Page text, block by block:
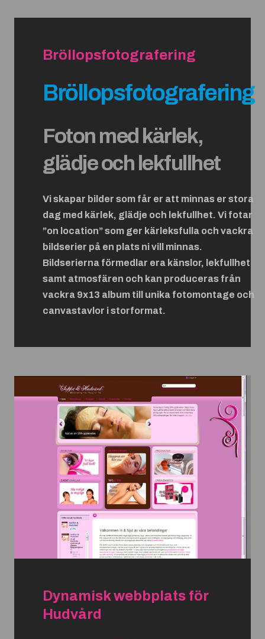
Bröllopsfotografering
Bröllopsfotografering
Foton med kärlek,
glädje och lekfullhet
Vi skapar bilder som får er att minnas er stora
dag med kärlek, glädje och lekfullhet. Vi fotar
”on location” som ger kärleksfulla och vackra
bildserier på en plats ni vill minnas.
Bildserierna förmedlar era känslor, lekfullhet
samt atmosfären och kan produceras från
vackra 9x13 album till unika fotomontage och
canvastavlor i storformat.
Dynamisk webbplats för
Hudvård